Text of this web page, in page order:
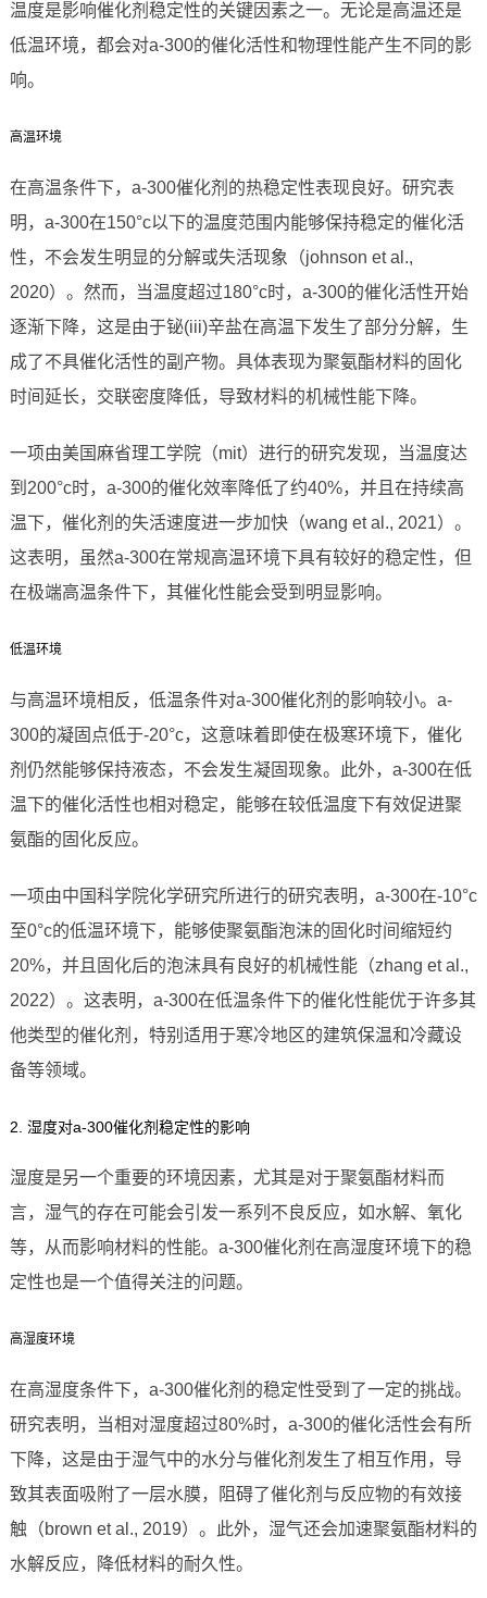
温度是影响催化剂稳定性的关键因素之一。无论是高温还是
低温环境，都会对a-300的催化活性和物理性能产生不同的影
响。
高温环境
在高温条件下，a-300催化剂的热稳定性表现良好。研究表
明，a-300在150°c以下的温度范围内能够保持稳定的催化活
性，不会发生明显的分解或失活现象（johnson et al.,
2020）。然而，当温度超过180°c时，a-300的催化活性开始
逐渐下降，这是由于铋(iii)辛盐在高温下发生了部分分解，生
成了不具催化活性的副产物。具体表现为聚氨酯材料的固化
时间延长，交联密度降低，导致材料的机械性能下降。
一项由美国麻省理工学院（mit）进行的研究发现，当温度达
到200°c时，a-300的催化效率降低了约40%，并且在持续高
温下，催化剂的失活速度进一步加快（wang et al., 2021）。
这表明，虽然a-300在常规高温环境下具有较好的稳定性，但
在极端高温条件下，其催化性能会受到明显影响。
低温环境
与高温环境相反，低温条件对a-300催化剂的影响较小。a-
300的凝固点低于-20°c，这意味着即使在极寒环境下，催化
剂仍然能够保持液态，不会发生凝固现象。此外，a-300在低
温下的催化活性也相对稳定，能够在较低温度下有效促进聚
氨酯的固化反应。
一项由中国科学院化学研究所进行的研究表明，a-300在-10°c
至0°c的低温环境下，能够使聚氨酯泡沫的固化时间缩短约
20%，并且固化后的泡沫具有良好的机械性能（zhang et al.,
2022）。这表明，a-300在低温条件下的催化性能优于许多其
他类型的催化剂，特别适用于寒冷地区的建筑保温和冷藏设
备等领域。
2. 湿度对a-300催化剂稳定性的影响
湿度是另一个重要的环境因素，尤其是对于聚氨酯材料而
言，湿气的存在可能会引发一系列不良反应，如水解、氧化
等，从而影响材料的性能。a-300催化剂在高湿度环境下的稳
定性也是一个值得关注的问题。
高湿度环境
在高湿度条件下，a-300催化剂的稳定性受到了一定的挑战。
研究表明，当相对湿度超过80%时，a-300的催化活性会有所
下降，这是由于湿气中的水分与催化剂发生了相互作用，导
致其表面吸附了一层水膜，阻碍了催化剂与反应物的有效接
触（brown et al., 2019）。此外，湿气还会加速聚氨酯材料的
水解反应，降低材料的耐久性。